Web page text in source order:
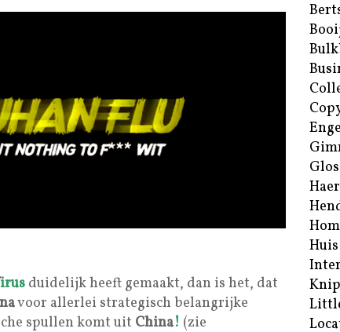
irus duidelijk heeft gemaakt, dan is het, dat
voor allerlei strategisch belangrijke
spullen komt uit China! (zie